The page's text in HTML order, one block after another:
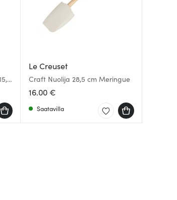
Le Creuset
Craft Nuolija 28,5 cm Meringue
16.00 €
Saatavilla